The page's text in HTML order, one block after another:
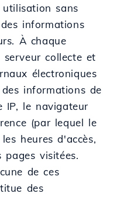
sans
informations
À chaque
collecte et
électroniques
informations de
IP, le navigateur
(par lequel le
heures d'accès,
visitées.
de ces
des